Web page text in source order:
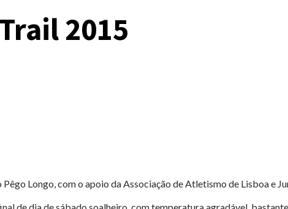
2015
Longo, com o apoio da Associação de Atletismo de Lisboa e